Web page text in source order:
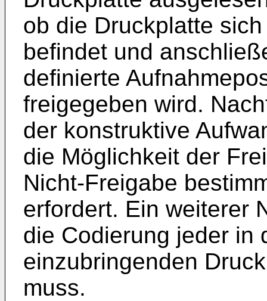
ob die Druckplatte
befindet und
definierte
freigegeben wird.
der konstruktive
die Möglichkeit der
Nicht-Freigabe
erfordert. Ein weiterer
die Codierung jeder in
einzubringenden
muss.